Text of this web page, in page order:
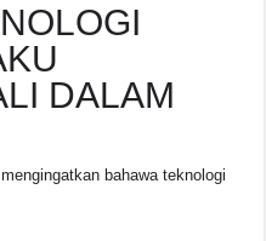
DALAM
bahawa teknologi